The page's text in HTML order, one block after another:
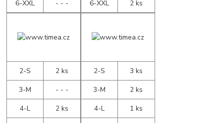
6-XXL
- - -
6-XXL
2 ks
2-S
2 ks
3-M
- - -
4-L
2 ks
2-S
3 ks
3-M
2 ks
4-L
1 ks